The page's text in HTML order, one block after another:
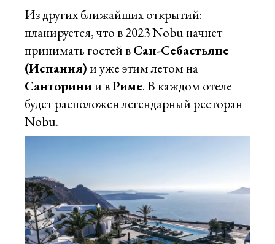
Из других ближайших открытий:
планируется, что в 2023 Nobu начнет
принимать гостей вСан-Себастьяне
(Испания)и уже этим летом на
Санторинии вРиме. В каждом отеле
будет расположен легендарный ресторан
Nobu.